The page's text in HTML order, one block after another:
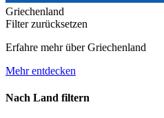
Griechenland
Filter zurücksetzen
Erfahre mehr über Griechenland
Mehr entdecken
Nach Land filtern